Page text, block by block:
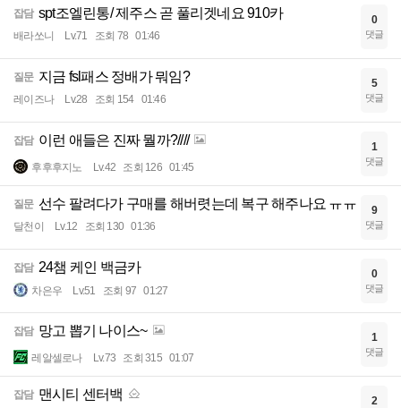
잡담 spt조엘린통/ 제주스 곧 풀리겟네요 910카
배라쏘니 Lv.71 조회 78 01:46
0
댓글
질문 지금 fsl패스 정배가 뭐임?
레이즈나 Lv.28 조회 154 01:46
5
댓글
잡담 이런 애들은 진짜 뭘까?////
후후후지노 Lv.42 조회 126 01:45
1
댓글
질문 선수 팔려다가 구매를 해버렷는데 복구 해주나요 ㅠㅠ
달천이 Lv.12 조회 130 01:36
9
댓글
잡담 24챔 케인 백금카
차은우 Lv.51 조회 97 01:27
0
댓글
잡담 망고 뽑기 나이스~
레알셀로나 Lv.73 조회 315 01:07
1
댓글
잡담 맨시티 센터백 2